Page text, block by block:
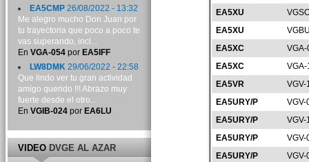
EA5XU
EA5XU
EA5XC
EA5XC
VGA-
EA5VR
VGV-
EA5URY/P
VGV-
EA5URY/P
VGV-
EA5URY/P
VGV-
EA5URY/P
VGV-
EA5CMP26/08/2022 - 13:32
Me alegro mucho Don Juan por
tu trayectoria que poco a poco te
vas superando, incl...
En VGA-054por EA5IFF
LW8DMK29/06/2022 - 22:58
Que lindo ver tu gran actividad
amigo querido !!! Abrazo muy
fuerte desde el otro...
En VGIB-024por EA6LU
VIDEODVGE AL AZAR